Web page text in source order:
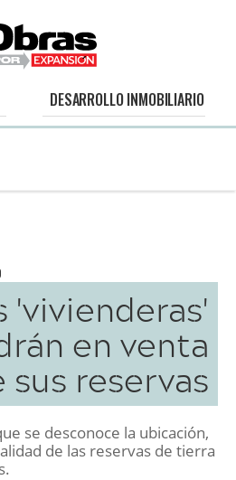
DESARROLLO INMOBILIARIO
'vivienderas'
en venta
reservas
se desconoce la ubicación,
de las reservas de tierra